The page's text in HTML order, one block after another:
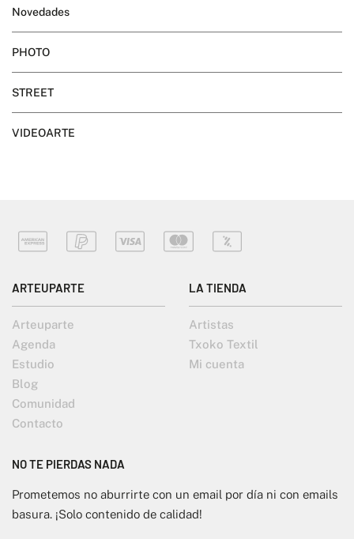
Novedades
PHOTO
STREET
VIDEOARTE
ARTEUPARTE
Arteuparte
Agenda
Estudio
Blog
Comunidad
Contacto
LA TIENDA
Artistas
Txoko Textil
Mi cuenta
NO TE PIERDAS NADA
Prometemos no aburrirte con un email por día ni con emails
basura. ¡Solo contenido de calidad!